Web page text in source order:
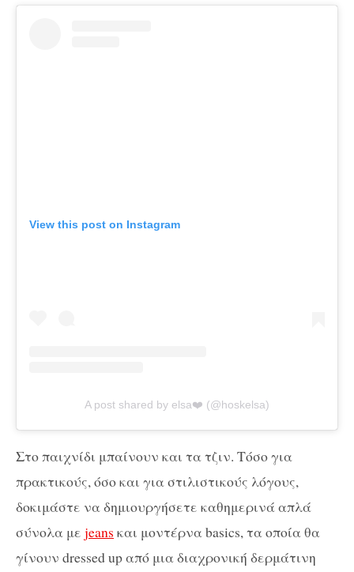
View this post on Instagram
A post shared by elsa❤️ (@hoskelsa)
Στο παιχνίδι μπαίνουν και τα τζιν. Τόσο για
πρακτικούς, όσο και για στιλιστικούς λόγους,
δοκιμάστε να δημιουργήσετε καθημερινά απλά
σύνολα με jeans και μοντέρνα basics, τα οποία θα
γίνουν dressed up από μια διαχρονική δερμάτινη